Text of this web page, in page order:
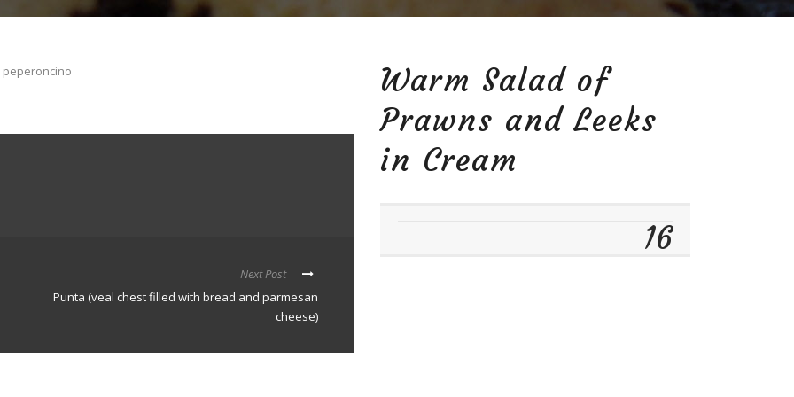
Warm Salad of
Prawns and Leeks
in Cream
16
peperoncino
Next Post
Punta (veal chest filled with bread and parmesan
cheese)